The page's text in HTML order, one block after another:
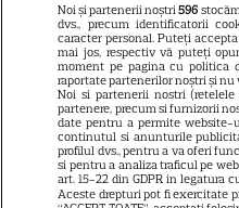
11
York
Noi și partenerii noștri596
dvs., precum identificatorii
caracter personal. Puteți
mai jos, respectiv vă puteți
moment pe pagina cu politica
raportate partenerilor noștri și nu
Noi si partenerii nostri
partenere, precum si furnizorii
date pentru a permite website-
continutul si anunturile
profilul dvs., pentru a va oferi
si pentru a analiza traficul pe
art. 15-22 din GDPR in legatura
Aceste drepturi pot fi exercitate